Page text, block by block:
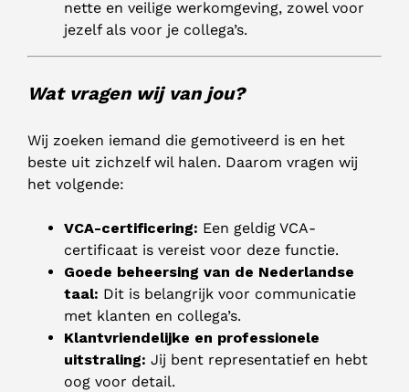
nette en veilige werkomgeving, zowel voor
jezelf als voor je collega’s.
Wat vragen wij van jou?
Wij zoeken iemand die gemotiveerd is en het
beste uit zichzelf wil halen. Daarom vragen wij
het volgende:
VCA-certificering: Een geldig VCA-
certificaat is vereist voor deze functie.
Goede beheersing van de Nederlandse
taal: Dit is belangrijk voor communicatie
met klanten en collega’s.
Klantvriendelijke en professionele
uitstraling: Jij bent representatief en hebt
oog voor detail.